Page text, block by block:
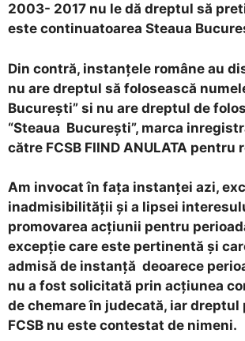
2003- 2017 nu le dă dreptul să
este continuatoarea Steaua
Din contră, instanţele române au
nu are dreptul să folosească
Bucureşti” si nu are dreptul de
“Steaua Bucureşti”, marca
către FCSB FIIND ANULATA pentru
Am invocat în faţa instanţei azi,
inadmisibilităţii şi a lipsei
promovarea acţiunii pentru
excepţie care este pertinentă şi
admisă de instanţă deoarece
nu a fost solicitată prin acţiunea
de chemare în judecată, iar dreptul
FCSB nu este contestat de nimeni.